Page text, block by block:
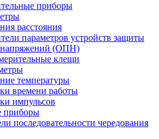
приборы
расстояния
параметров устройств защиты
(ОПН)
клещи
температуры
времени работы
импульсов
приборы
последовательности чередования